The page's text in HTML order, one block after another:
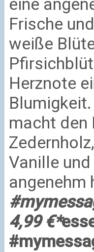
eine
Frische
weiße
Herznote
macht den
Vanille
angenehm
4,99 €*